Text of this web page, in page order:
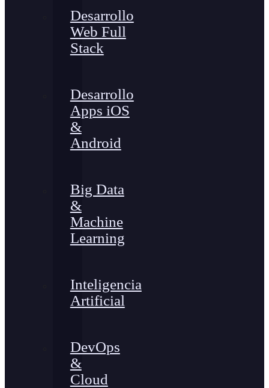
Desarrollo
Web Full
Stack
Desarrollo
Apps iOS
&
Android
Big Data
&
Machine
Learning
Inteligencia
Artificial
DevOps
&
Cloud